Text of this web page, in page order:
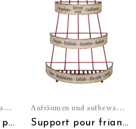
Aufräumen und aufbewahren
Présentoir zinc 7 plateaux compartimentés
Aufräumen und aufbewahren
Support pour friandises (3 niveaux)